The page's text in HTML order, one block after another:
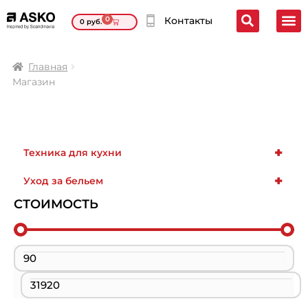
0руб. 0 Контакты
Главная
Магазин
+
Техника для кухни
+
Уход за бельем
СТОИМОСТЬ